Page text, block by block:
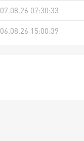
07.08.26 07:30:33
06.08.26 15:00:39